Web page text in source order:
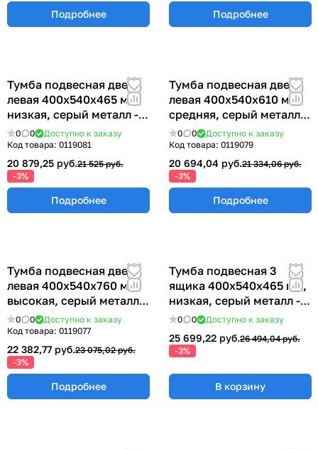
Подробнее Подробнее
Тумба подвесная дверь
левая 400х540х465 мм,
низкая, серый металл -
СТАЛЬ 77.0491.10.10.00
0 0
Доступно к заказу
Код товара: 0119081
20 879,25 руб.21 525 руб.
-3%
Подробнее
Тумба подвесная дверь
левая 400х540х610 мм,
средняя, серый металл -
СТАЛЬ 77.0491.10.10.01
0 0
Доступно к заказу
Код товара: 0119079
20 694,04 руб.21 334,06 руб.
-3%
Подробнее
Тумба подвесная дверь
левая 400х540х760 мм,
высокая, серый металл -
СТАЛЬ 77.0491.10.10.02
0 0
Доступно к заказу
Код товара: 0119077
22 382,77 руб.23 075,02 руб.
-3%
Подробнее
Тумба подвесная 3
ящика 400х540х465 мм,
низкая, серый металл -
СТАЛЬ 77.0655.00.10.00
0 0 Доступно к заказу
25 699,22 руб.26 494,04 руб.
-3%
В корзину